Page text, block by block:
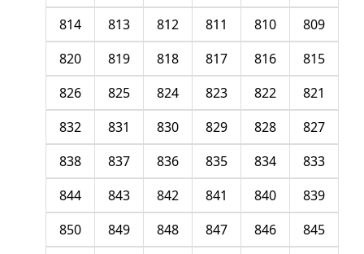
809
810
811
812
813
814
815
816
817
818
819
820
821
822
823
824
825
826
827
828
829
830
831
832
833
834
835
836
837
838
839
840
841
842
843
844
845
846
847
848
849
850